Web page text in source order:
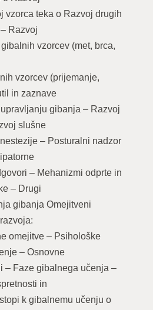
vzorca teka o Razvoj drugih
Razvoj
vzorcev (met, brca,
vzorcev (prijemanje,
in zaznave
gibanja – Razvoj
slušne
– Posturalni nadzor
– Mehanizmi odprte in
– Drugi
gibanja Omejitveni
omejitve – Psihološke
– Osnovne
– Faze gibalnega učenja –
in
k gibalnemu učenju o